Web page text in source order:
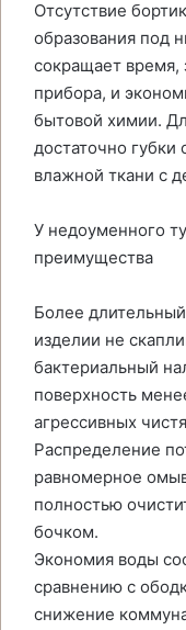
Отсутствие
образования под
сокращает время,
прибора, и
бытовой химии.
достаточно
влажной ткани с
У недоуменного
преимущества
Более
изделии не
бактериальный
поверхность
агрессивных
Распределение
равномерное
полностью
бочком.
Экономия воды
сравнению с
снижение